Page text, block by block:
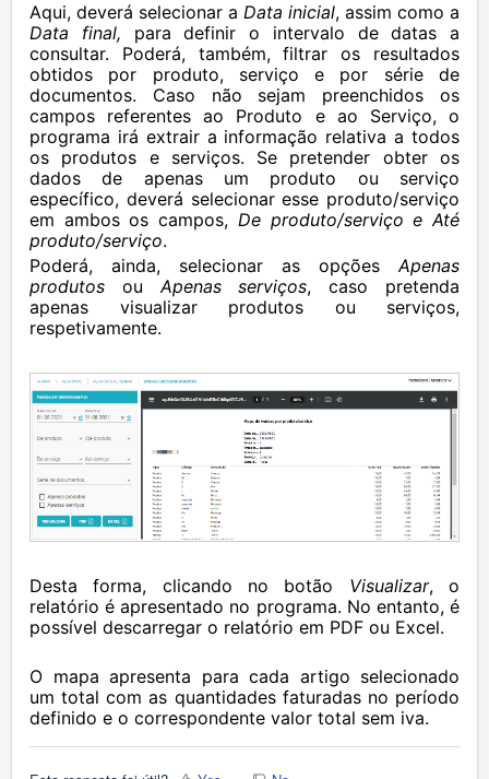
Aqui, deverá selecionar a Data inicial, assim como a
Data final, para definir o intervalo de datas a
consultar. Poderá, também, filtrar os resultados
obtidos por produto, serviço e por série de
documentos. Caso não sejam preenchidos os
campos referentes ao Produto e ao Serviço, o
programa irá extrair a informação relativa a todos
os produtos e serviços. Se pretender obter os
dados de apenas um produto ou serviço
específico, deverá selecionar esse produto/serviço
em ambos os campos, De produto/serviço e Até
produto/serviço.
Poderá, ainda, selecionar as opçõesApenas
produtos ouApenas serviços, caso pretenda
apenas visualizar produtos ou serviços,
respetivamente.
Desta forma, clicando no botão Visualizar, o
relatório é apresentado no programa. No entanto, é
possível descarregar o relatório em PDF ou Excel.
O mapa apresenta para cada artigo selecionado
um total com as quantidades faturadas no período
definido e o correspondente valor total sem iva.